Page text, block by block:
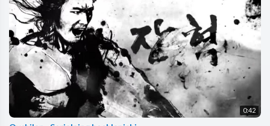
0:42